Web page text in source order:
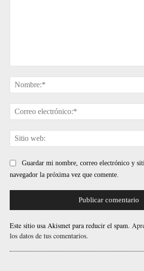
Guardar mi nombre, correo electrónico y
navegador la próxima vez que comente.
Este sitio usa Akismet para reducir el spam.
los datos de tus comentarios.